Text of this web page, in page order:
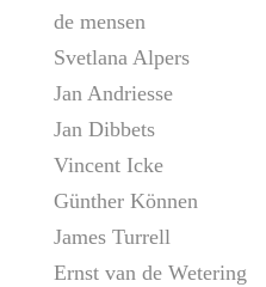
de mensen
Svetlana Alpers
Jan Andriesse
Jan Dibbets
Vincent Icke
Günther Können
James Turrell
Ernst van de Wetering